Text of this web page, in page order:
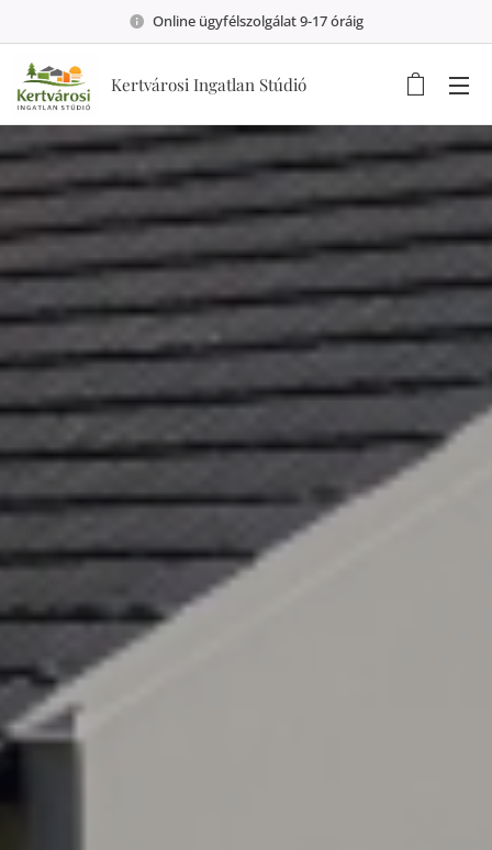
Online ügyfélszolgálat 9-17 óráig
Kertvárosi Ingatlan Stúdió